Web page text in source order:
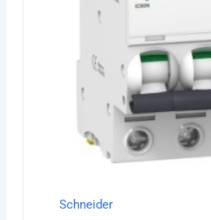
Schneider